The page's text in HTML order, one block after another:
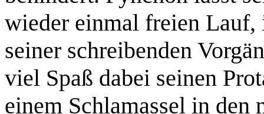
wieder einmal freien
seiner schreibenden
viel Spaß dabei seinen
einem Schlamassel in den